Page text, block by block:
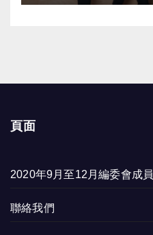
頁面
2020年9月至12月編委會成員
聯絡我們